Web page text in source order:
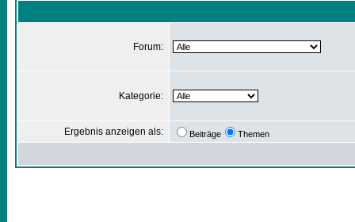
Forum:
Kategorie:
Ergebnis anzeigen als: Beiträge Themen